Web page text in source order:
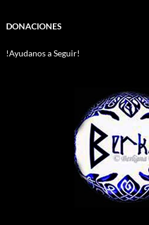
DONACIONES
!Ayudanos a Seguir!